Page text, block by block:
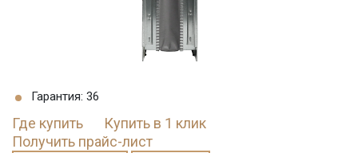
Гарантия: 36
Где купить
Купить в 1 клик
Получить прайс-лист